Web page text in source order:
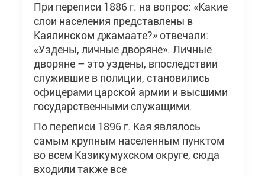
При переписи 1886 г. на вопрос: «Какие
слои населения представлены в
Каялинском джамаате?» отвечали:
«Уздены, личные дворяне». Личные
дворяне – это уздены, впоследствии
служившие в полиции, становились
офицерами царской армии и высшими
государственными служащими.
По переписи 1896 г. Кая являлось
самым крупным населенным пунктом
во всем Казикумухском округе, сюда
входили также все